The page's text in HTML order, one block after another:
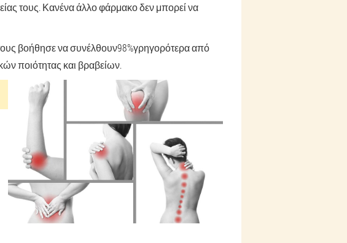
τους. Κανένα άλλο φάρμακο δεν μπορεί να
βοήθησε να συνέλθουν98%γρηγορότερα από
ποιότητας και βραβείων.